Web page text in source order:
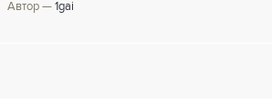
Автор — 1gai